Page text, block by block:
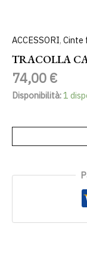
ACCESSORI, Cinte
TRACOLLA
74,00 €
Disponibilità:1